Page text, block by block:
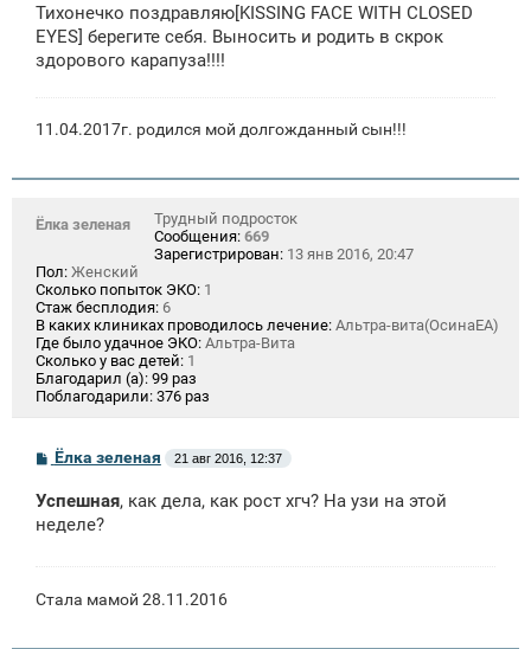
Тихонечко поздравляю[KISSING FACE WITH CLOSED
EYES] берегите себя. Выносить и родить в скрок
здорового карапуза!!!!
11.04.2017г. родился мой долгожданный сын!!!
Ёлка зеленая
Трудный подросток
Сообщения: 669
Зарегистрирован: 13 янв 2016, 20:47
Пол: Женский
Сколько попыток ЭКО: 1
Стаж бесплодия: 6
В каких клиниках проводилось лечение: Альтра-вита(ОсинаЕА)
Где было удачное ЭКО: Альтра-Вита
Сколько у вас детей: 1
Благодарил (а): 99 раз
Поблагодарили: 376 раз
С
б
щ
е
Ёлка зеленая 21 авг 2016, 12:37
Успешная, как дела, как рост хгч? На узи на этой
неделе?
Стала мамой 28.11.2016